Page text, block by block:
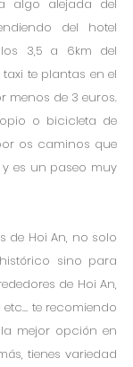
algo alejada del
del hotel
3,5 a 6km del
te plantas en el
menos de 3 euros.
o bicicleta de
os caminos que
es un paseo muy
de Hoi An, no solo
sino para
de Hoi An,
te recomiendo
mejor opción en
tienes variedad